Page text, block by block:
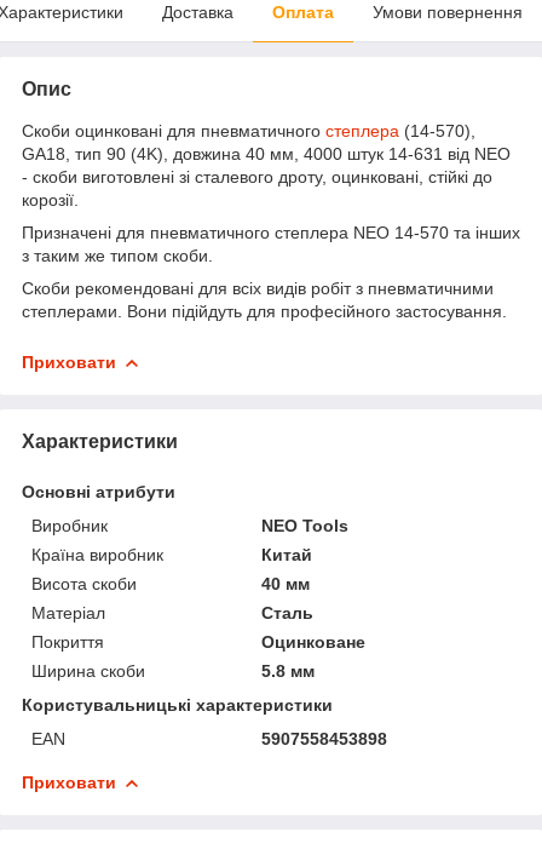
Доставка Оплата Умови повернення
Опис
Скоби оцинковані для пневматичного степлера (14-570),
GA18, тип 90 (4K), довжина 40 мм, 4000 штук 14-631 від NEO
- скоби виготовлені зі сталевого дроту, оцинковані, стійкі до
корозії.
Призначені для пневматичного степлера NEO 14-570 та інших
з таким же типом скоби.
Скоби рекомендовані для всіх видів робіт з пневматичними
степлерами. Вони підійдуть для професійного застосування.
Приховати
Характеристики
Основні атрибути
Виробник
NEO Tools
Країна виробник
Китай
Висота скоби
40 мм
Матеріал
Сталь
Покриття
Оцинковане
Ширина скоби
5.8 мм
Користувальницькі характеристики
EAN
5907558453898
Приховати